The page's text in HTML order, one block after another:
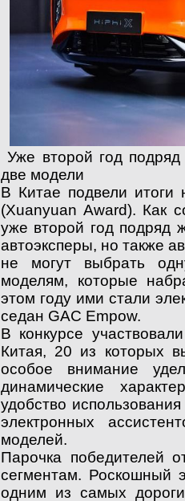
Уже второй год
две модели
В Китае подвели итоги
(Xuanyuan Award). Как
уже второй год подряд
автоэксперы, но также
не могут выбрать
моделям, которые
этом году ими стали
седан GAC Empow.
В конкурсе
Китая, 20 из которых
особое внимание
динамические
удобство
электронных
моделей.
Парочка победителей
сегментам. Роскошный
одним из самых